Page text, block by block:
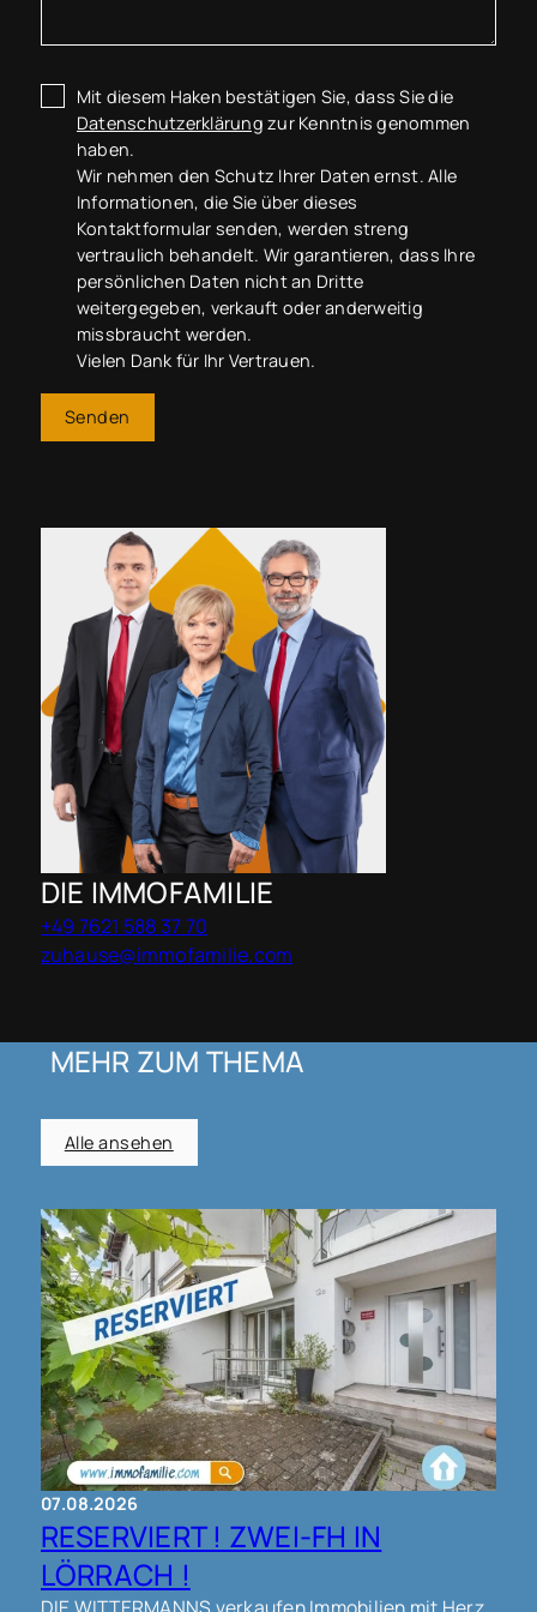
Mit diesem Haken bestätigen Sie, dass Sie die
Datenschutzerklärung zur Kenntnis genommen
haben.
Wir nehmen den Schutz Ihrer Daten ernst. Alle
Informationen, die Sie über dieses
Kontaktformular senden, werden streng
vertraulich behandelt. Wir garantieren, dass Ihre
persönlichen Daten nicht an Dritte
weitergegeben, verkauft oder anderweitig
missbraucht werden.
Vielen Dank für Ihr Vertrauen.
Senden
DIE IMMOFAMILIE
+49 7621 588 37 70
zuhause@immofamilie.com
MEHR ZUM THEMA
Alle ansehen
07.08.2026
RESERVIERT ! ZWEI-FH IN
LÖRRACH !
DIE WITTERMANNS verkaufen Immobilien mit Herz